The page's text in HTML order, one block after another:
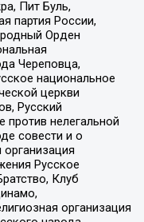
Пит Буль,
партия России,
Орден
Череповца,
национальное
церкви
Русский
нелегальной
совести и о
Русское
Клуб
организация